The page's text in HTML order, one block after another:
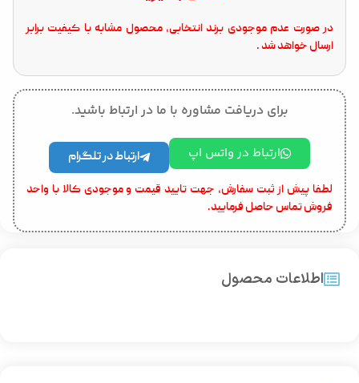
در صورت عدم موجودی برند انتخابی، محصول مشابه با کیفیت برابر
ارسال خواهد شد .
برای دریافت مشاوره با ما در ارتباط باشید.
ارتباط در واتس اپ ارتباط در تلگرام
لطفا پیش از ثبت سفارش، جهت تایید قیمت و موجودی کالا با واحد
فروش تماس حاصل فرمایید.
اطلاعات محصول